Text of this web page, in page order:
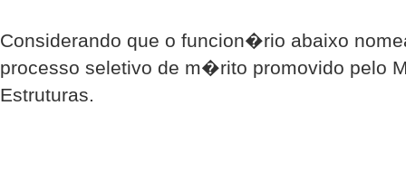
Considerando que o funcion�rio abaixo
processo seletivo de m�rito promovido pelo
Estruturas.